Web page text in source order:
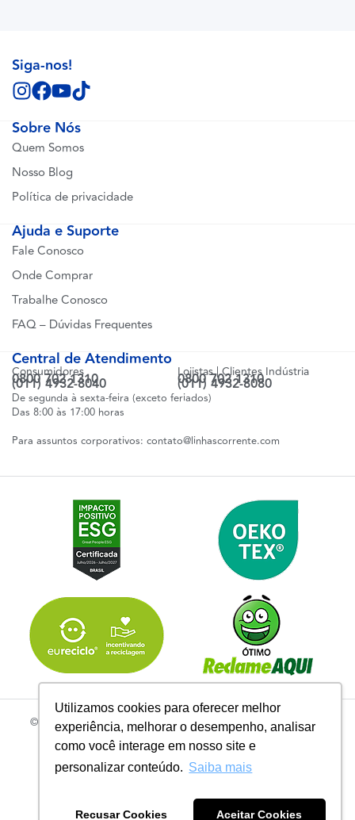
Utilizamos cookies para oferecer melhor
experiência, melhorar o desempenho, analisar
como você interage em nosso site e
personalizar conteúdo. Saiba mais
Recusar Cookies Aceitar Cookies
Sobre Nós
Quem Somos
Nosso Blog
Política de privacidade
Ajuda e Suporte
Fale Conosco
Onde Comprar
Trabalhe Conosco
FAQ – Dúvidas Frequentes
Central de Atendimento
Consumidores
0800 702 1310
(011) 4932-8040
Lojistas | Clientes Indústria
0800 702 1310
(011) 4932-8080
De segunda à sexta-feira (exceto feriados)
Das 8:00 às 17:00 horas
Para assuntos corporativos: contato@linhascorrente.com
Siga-nos!
© 2026 | Todos os Direitos Reservados Linhas Corrente - CNPJ
R. do Manifesto, 705 - Ipiranga, São Paulo - SP, 04209-000